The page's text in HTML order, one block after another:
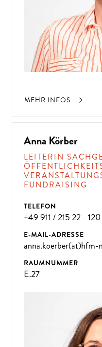
MEHR INFOS
Anna Körber
LEITERIN
FUNDRAISING
TELEFON
+49 911 / 215 22 - 120
E-MAIL-ADRESSE
anna.koerber(at)hfm-
RAUMNUMMER
E.27